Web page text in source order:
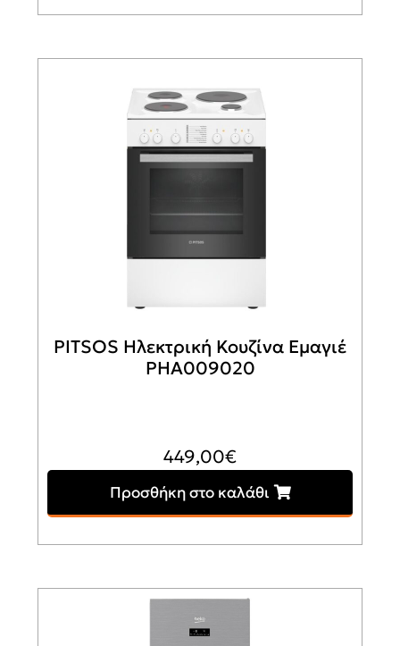
PITSOS Ηλεκτρική Κουζίνα Εμαγιέ
PHA009020
449,00€
Προσθήκη στο καλάθι